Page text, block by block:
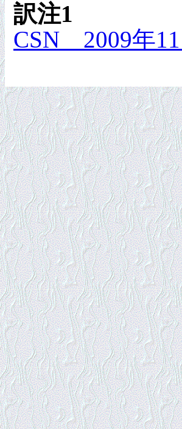
訳注1
CSN 2009年